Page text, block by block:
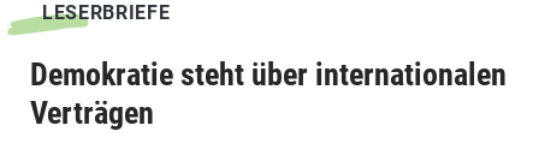
LESERBRIEFE
Demokratie steht über internationalen
Verträgen